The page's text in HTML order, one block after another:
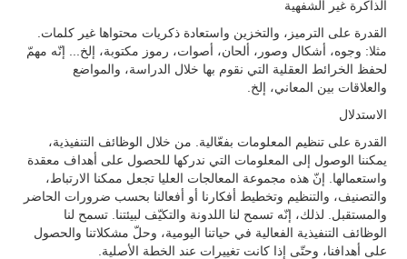
الذاكرة غير الشفهية
القدرة على الترميز، والتخزين واستعادة ذكريات محتواها غير كلمات.
مثلا: وجوه، أشكال وصور، ألحان، أصوات، رموز مكتوبة، إلخ... إنّه مهمّ
لحفظ الخرائط العقلية التي نقوم بها خلال الدراسة، والمواضع
والعلاقات بين المعاني، إلخ.
الاستدلال
القدرة على تنظيم المعلومات بفعّالية. من خلال الوظائف التنفيذية،
يمكننا الوصول إلى المعلومات التي ندركها للحصول على أهداف معقدة
واستعمالها. إنّ هذه مجموعة المعالجات العليا تجعل ممكنا الارتباط،
والتصنيف، والتنظيم وتخطيط أفكارنا أو أفعالنا بحسب ضرورات الحاضر
والمستقبل. لذلك، إنّه تسمح لنا اللدونة والتكيّف لبيئتنا. تسمح لنا
الوظائف التنفيذية الفعالية في حياتنا اليومية، وحلّ مشكلاتنا والحصول
على أهدافنا، وحتّى إذا كانت تغييرات عند الخطة الأصلية.